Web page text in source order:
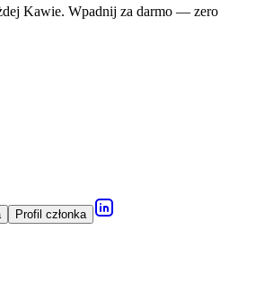
Kawie. Wpadnij za darmo — zero
Profil członka